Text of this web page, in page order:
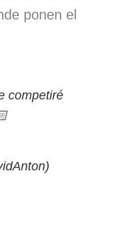
ponen el
competiré